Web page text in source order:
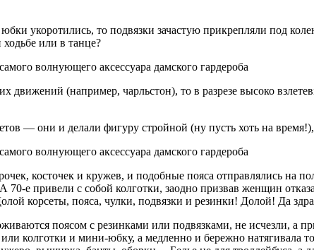
укоротились, то подвязки зачастую прикрепляли под
или в танце?
движений (например, чарльстон), то в разрезе высоко
— они и делали фигуру стройной (ну пусть хоть на
косточек и кружев, и подобные пояса отправлялись на
е привели с собой колготки, заодно призвав женщин
корсеты, пояса, чулки, подвязки и резинки! Долой! Да
поясом с резинками или подвязками, не исчезли, а
колготки и мини-юбку, а медленно и бережно натягивала